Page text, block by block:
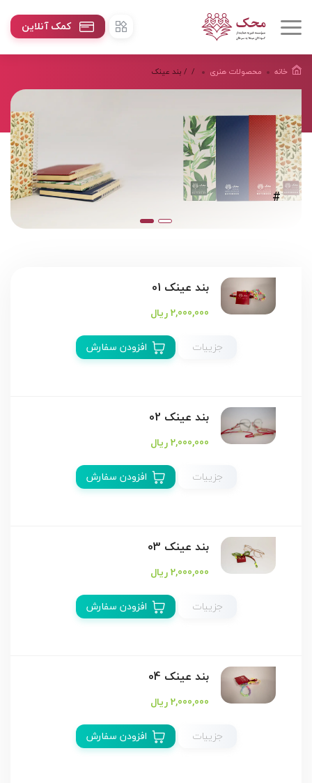
کمک آنلاین
خانه / محصولات هنرى / بند عینک
#
بند عینک 01
2,000,000 ریال
جزییات
افزودن سفارش
بند عینک 02
2,000,000 ریال
جزییات
افزودن سفارش
بند عینک 03
2,000,000 ریال
جزییات
افزودن سفارش
بند عینک 04
2,000,000 ریال
جزییات
افزودن سفارش